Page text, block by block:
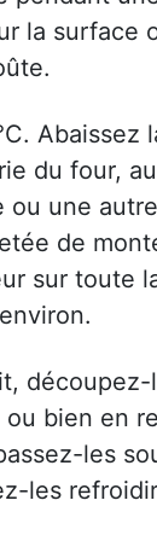
la
Abaissez
du four,
une
de
sur toute
bien en
les
les